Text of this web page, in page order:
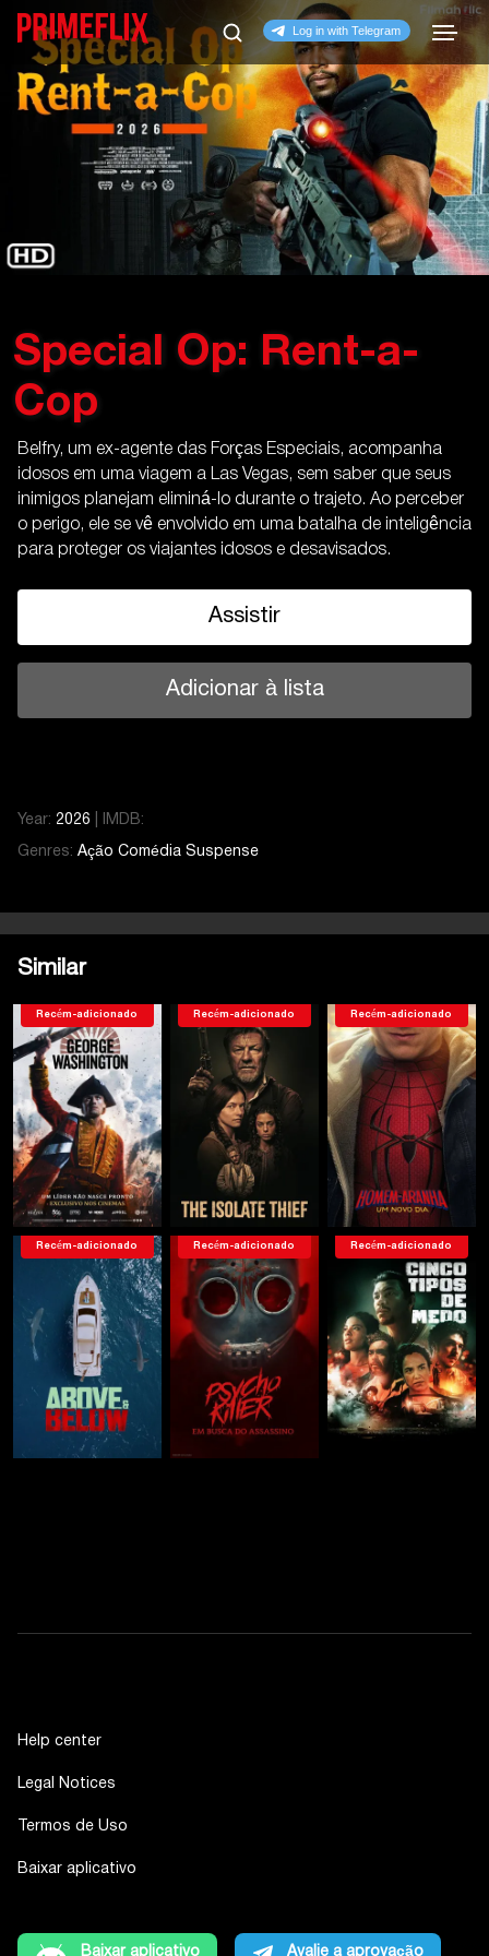
Special Op: Rent-a-
Cop
Belfry, um ex-agente das Forças Especiais, acompanha
idosos em uma viagem a Las Vegas, sem saber que seus
inimigos planejam eliminá-lo durante o trajeto. Ao perceber
o perigo, ele se vê envolvido em uma batalha de inteligência
para proteger os viajantes idosos e desavisados.
Assistir
Adicionar à lista
Year: 2026 IMDB:
Genres: Ação Comédia Suspense
Similar
Recém-adicionado Recém-adicionado Recém-adicionado
Recém-adicionado Recém-adicionado Recém-adicionado
Help center
Legal Notices
Termos de Uso
Baixar aplicativo
Baixar aplicativo Avalie a aprovação